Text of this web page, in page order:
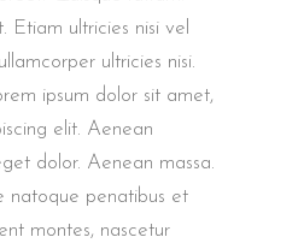
Etiam ultricies nisi vel
ultricies nisi.
ipsum dolor sit amet,
elit. Aenean
dolor. Aenean massa.
natoque penatibus et
montes, nascetur